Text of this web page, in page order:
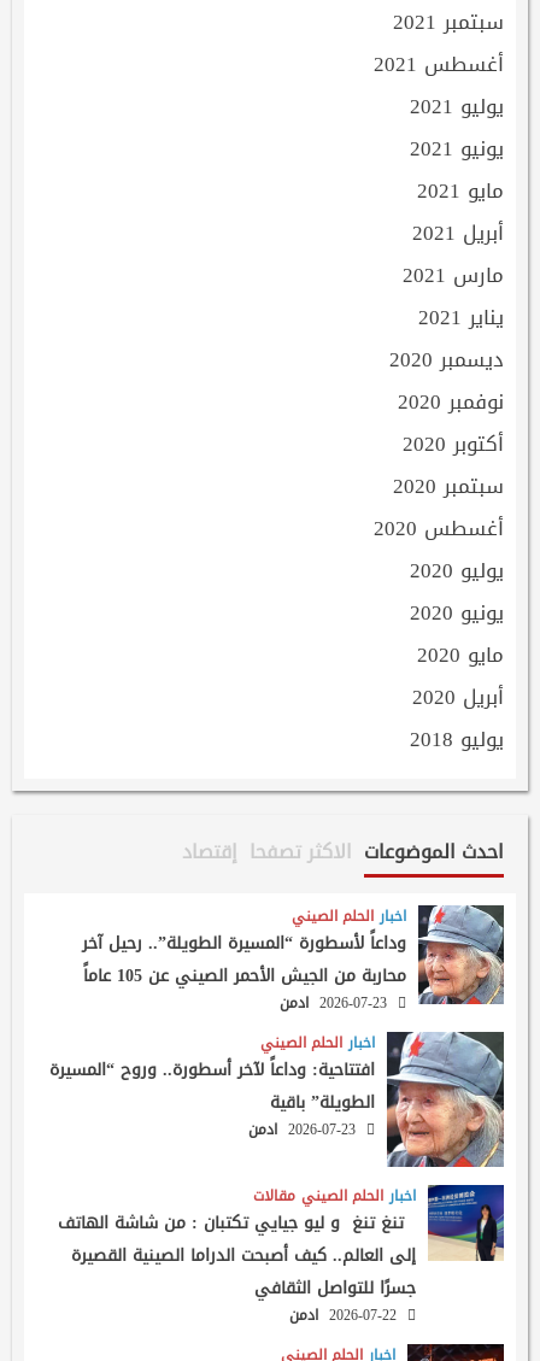
سبتمبر 2021
أغسطس 2021
يوليو 2021
يونيو 2021
مايو 2021
أبريل 2021
مارس 2021
يناير 2021
ديسمبر 2020
نوفمبر 2020
أكتوبر 2020
سبتمبر 2020
أغسطس 2020
يوليو 2020
يونيو 2020
مايو 2020
أبريل 2020
يوليو 2018
احدث الموضوعات الاكثر تصفحا إقتصاد
اخبار الحلم الصيني
وداعاً لأسطورة “المسيرة الطويلة”.. رحيل آخر
محاربة من الجيش الأحمر الصيني عن 105 عاماً
2026-07-23
ادمن
اخبار الحلم الصيني
افتتاحية: وداعاً لآخر أسطورة.. وروح “المسيرة
الطويلة” باقية
2026-07-23 ادمن
اخبار الحلم الصيني مقالات
تنغ تنغ و ليو جيايي تكتبان : من شاشة الهاتف
إلى العالم.. كيف أصبحت الدراما الصينية القصيرة
جسرًا للتواصل الثقافي
ادمن
اخبار الحلم الصيني